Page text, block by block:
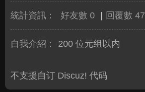
統計資訊： 好友數 0 回覆數 47
自我介紹： 200 位元组以内
不支援自订 Discuz! 代码